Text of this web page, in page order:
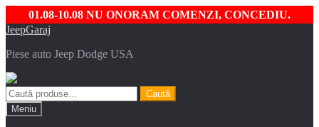
01.08-10.08 NU ONORAM COMENZI, CONCEDIU.
Sari
navigare
Sari
conținut
JeepGaraj
Piese auto Jeep Dodge USA
Caută
după:
Caută
Meniu